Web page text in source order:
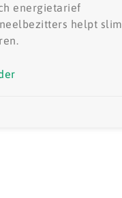
energietarief
helpt slim